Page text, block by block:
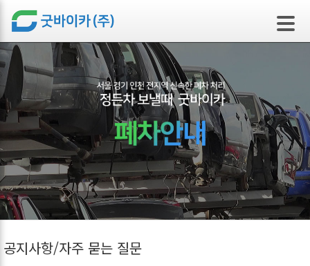
본문 바로가기
공지사항/자주 묻는 질문